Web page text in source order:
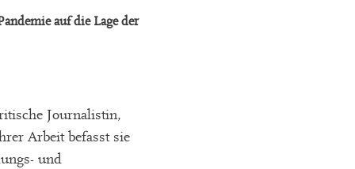
auf die Lage der
Journalistin,
Arbeit befasst sie
und